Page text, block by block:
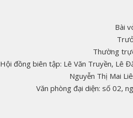
Bài
Thường
Hội đồng biên tập: Lê Văn Truyền, Lê
Nguyễn Thị Mai
Văn phòng đại diện: số 02,